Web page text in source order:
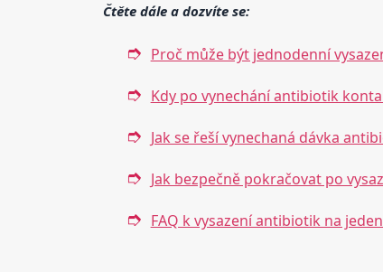
Čtěte dále a dozvíte se:
Proč může být jednodenní
Kdy po vynechání antibiotik
Jak se řeší vynechaná dávka
Jak bezpečně pokračovat po
FAQ k vysazení antibiotik na